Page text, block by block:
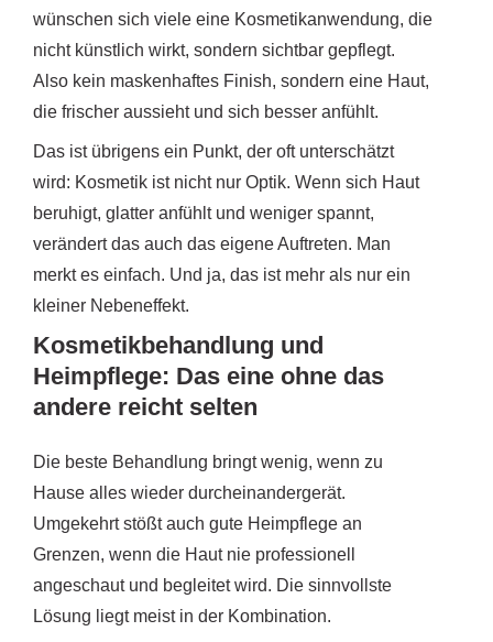
wünschen sich viele eine Kosmetikanwendung, die
nicht künstlich wirkt, sondern sichtbar gepflegt.
Also kein maskenhaftes Finish, sondern eine Haut,
die frischer aussieht und sich besser anfühlt.
Das ist übrigens ein Punkt, der oft unterschätzt
wird: Kosmetik ist nicht nur Optik. Wenn sich Haut
beruhigt, glatter anfühlt und weniger spannt,
verändert das auch das eigene Auftreten. Man
merkt es einfach. Und ja, das ist mehr als nur ein
kleiner Nebeneffekt.
Kosmetikbehandlung und
Heimpflege: Das eine ohne das
andere reicht selten
Die beste Behandlung bringt wenig, wenn zu
Hause alles wieder durcheinandergerät.
Umgekehrt stößt auch gute Heimpflege an
Grenzen, wenn die Haut nie professionell
angeschaut und begleitet wird. Die sinnvollste
Lösung liegt meist in der Kombination.